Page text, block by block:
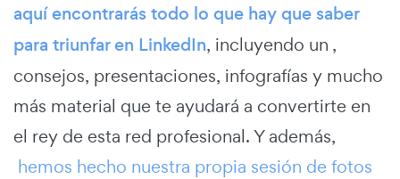
aquí encontrarás todo lo que hay que saber
para triunfar en LinkedIn, incluyendo un ,
consejos, presentaciones, infografías y mucho
más material que te ayudará a convertirte en
el rey de esta red profesional. Y además,
hemos hecho nuestra propia sesión de fotos